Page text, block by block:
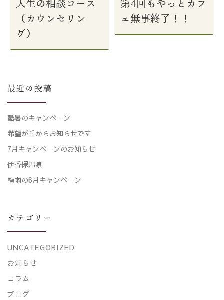
人生の相談コース
（カウンセリン
グ）
第4回もやっとカフ
ェ無事終了！！
最近の投稿
酷暑のキャンペーン
希望が丘からお知らせです
7月キャンペーンのお知らせ
伊香保温泉
梅雨の6月キャンペーン
カテゴリー
UNCATEGORIZED
お知らせ
コラム
ブログ